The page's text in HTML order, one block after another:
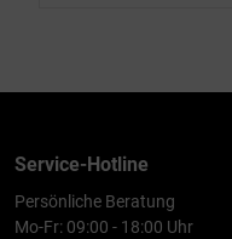
Service-Hotline
Persönliche Beratung
Mo-Fr: 09:00 - 18:00 Uhr